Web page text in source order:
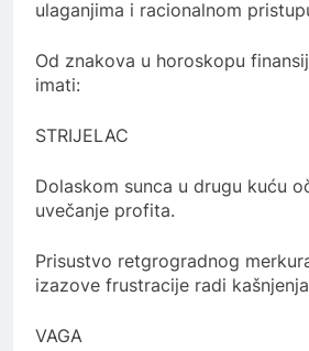
ulaganjima i racionalnom
Od znakova u horoskopu
imati:
STRIJELAC
Dolaskom sunca u drugu kuću
uvečanje profita.
Prisustvo retgrogradnog
izazove frustracije radi
VAGA